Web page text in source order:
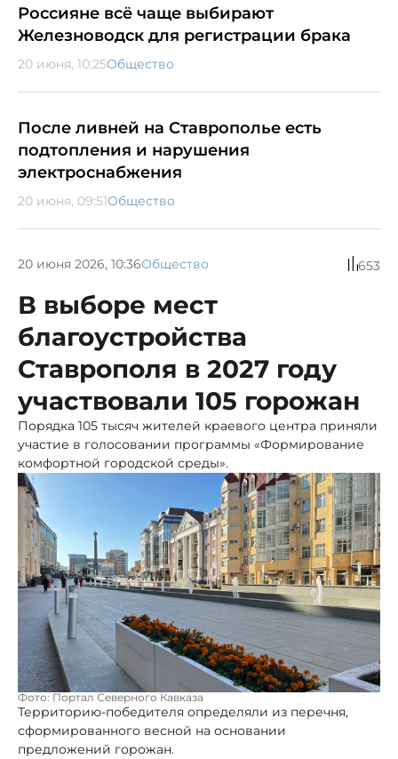
Россияне всё чаще выбирают
Железноводск для регистрации брака
20 июня, 10:25Общество
После ливней на Ставрополье есть
подтопления и нарушения
электроснабжения
20 июня, 09:51Общество
20 июня 2026, 10:36Общество 653
В выборе мест
благоустройства
Ставрополя в 2027 году
участвовали 105 горожан
Порядка 105 тысяч жителей краевого центра приняли
участие в голосовании программы «Формирование
комфортной городской среды».
Фото: Портал Северного Кавказа
Территорию-победителя определяли из перечня,
сформированного весной на основании
предложений горожан.